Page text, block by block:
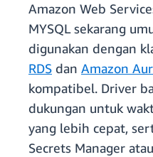
Amazon Web
MYSQL sekarang
digunakan dengan
RDS dan Amazon
kompatibel. Driver
dukungan untuk
yang lebih cepat,
Secrets Manager